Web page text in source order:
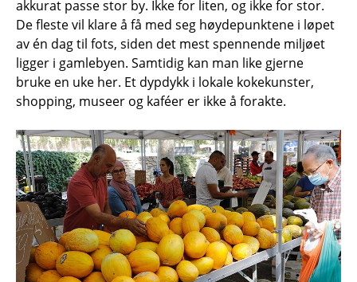
akkurat passe stor by. Ikke for liten, og ikke for stor.
De fleste vil klare å få med seg høydepunktene i løpet
av én dag til fots, siden det mest spennende miljøet
ligger i gamlebyen. Samtidig kan man like gjerne
bruke en uke her. Et dypdykk i lokale kokekunster,
shopping, museer og kaféer er ikke å forakte.